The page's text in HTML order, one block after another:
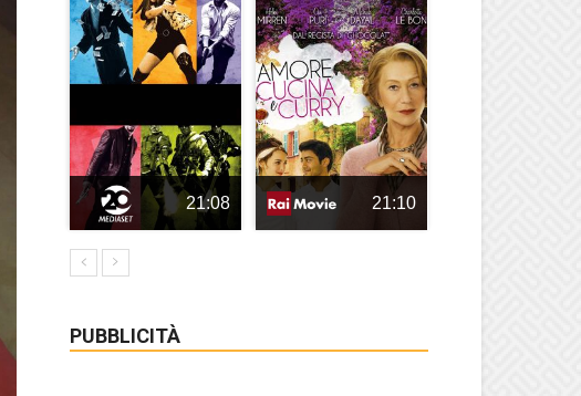
21:08 21:10
PUBBLICITÀ